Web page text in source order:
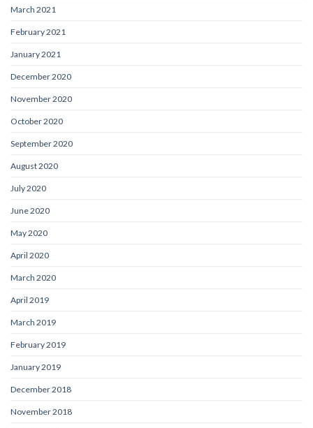
March 2021
February 2021
January 2021
December 2020
November 2020
October 2020
September 2020
August 2020
July 2020
June 2020
May 2020
April 2020
March 2020
April 2019
March 2019
February 2019
January 2019
December 2018
November 2018